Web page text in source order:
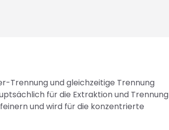
Trennung und gleichzeitige Trennung
für die Extraktion und Trennung
und wird für die konzentrierte